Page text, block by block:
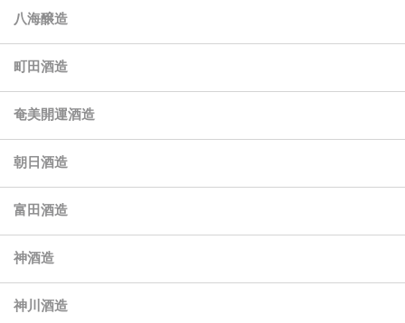
八海醸造
町田酒造
奄美開運酒造
朝日酒造
富田酒造
神酒造
神川酒造